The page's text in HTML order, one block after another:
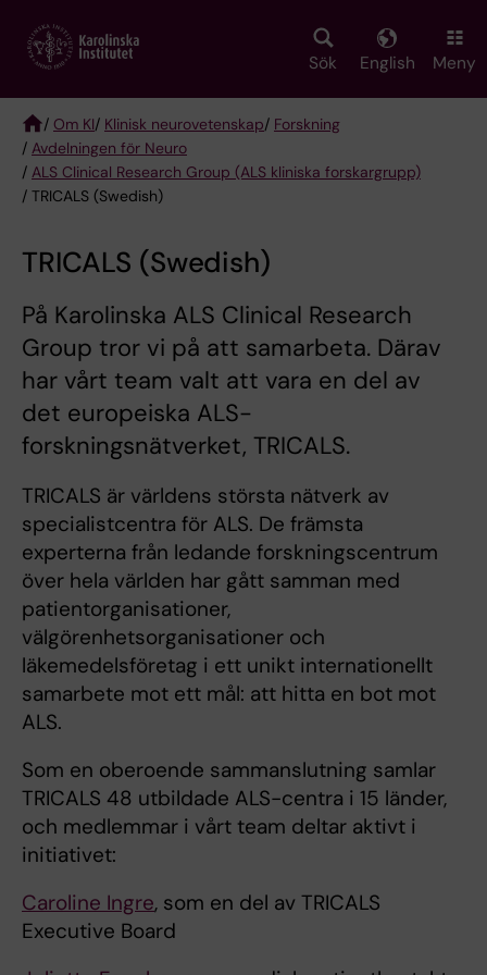
main
Sök English Meny
Breadcrumb
/ Om KI/ Klinisk neurovetenskap/ Forskning
/ Avdelningen för Neuro
/ ALS Clinical Research Group (ALS kliniska forskargrupp)
/ TRICALS (Swedish)
TRICALS (Swedish)
På Karolinska ALS Clinical Research
Group tror vi på att samarbeta. Därav
har vårt team valt att vara en del av
det europeiska ALS-
forskningsnätverket, TRICALS.
TRICALS är världens största nätverk av
specialistcentra för ALS. De främsta
experterna från ledande forskningscentrum
över hela världen har gått samman med
patientorganisationer,
välgörenhetsorganisationer och
läkemedelsföretag i ett unikt internationellt
samarbete mot ett mål: att hitta en bot mot
ALS.
Som en oberoende sammanslutning samlar
TRICALS 48 utbildade ALS-centra i 15 länder,
och medlemmar i vårt team deltar aktivt i
initiativet:
Caroline Ingre, som en del av TRICALS
Executive Board